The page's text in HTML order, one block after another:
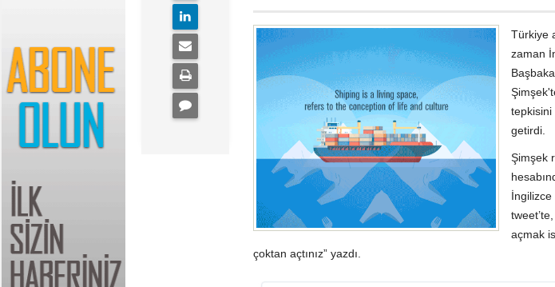
Türkiye
zaman
tepkisini
getirdi.
Şimşek
İngilizce
açmak
çoktan açtınız” yazdı.